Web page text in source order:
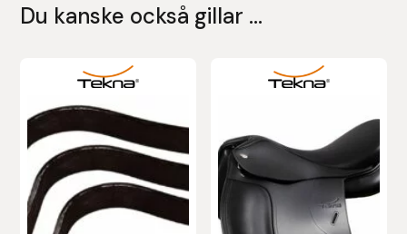
Du kanske också gillar …
produkten
har
flera
varianter.
De
har
flera
varianter.
De
Knights
Ky Rotary Bit
Lenanders Grafiska
Leovet
Lippo